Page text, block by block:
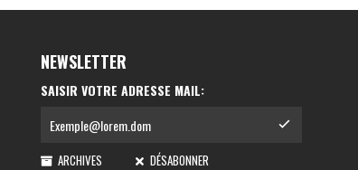
NEWSLETTER
SAISIR VOTRE ADRESSE MAIL:
ARCHIVES DÉSABONNER